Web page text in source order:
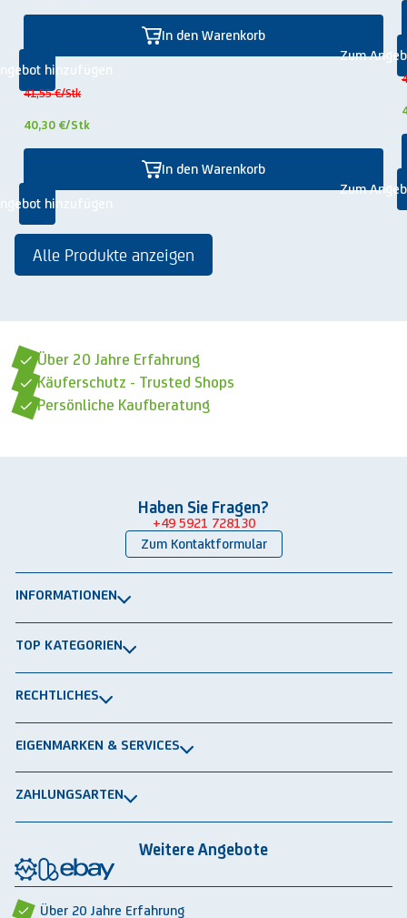
In den Warenkorb
hinzufügen
41,55 €/Stk
40,30 €/Stk
In den Warenkorb
hinzufügen
Zum
Zum
Alle Produkte anzeigen
Über 20 Jahre Erfahrung
Käuferschutz - Trusted Shops
Persönliche Kaufberatung
Haben Sie Fragen?
+49 5921 728130
Zum Kontaktformular
INFORMATIONEN
Newsletter
TOP KATEGORIEN
Schwerlastregale
Lagerbehälten
RECHTLICHES
Datenschutz
Cookie-Einstellungen
EIGENMARKEN & SERVICES
Integrationspartner
Rückbauten & Ankauf gebrauchter Lagertechnik
ZAHLUNGSARTEN
Über 20 Jahre Erfahrung
Weitere Angebote